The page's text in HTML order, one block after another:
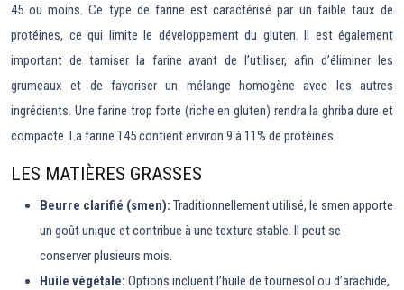
45 ou moins. Ce type de farine est caractérisé par un faible taux de
protéines, ce qui limite le développement du gluten. Il est également
important de tamiser la farine avant de l’utiliser, afin d’éliminer les
grumeaux et de favoriser un mélange homogène avec les autres
ingrédients. Une farine trop forte (riche en gluten) rendra la ghriba dure et
compacte. La farine T45 contient environ 9 à 11% de protéines.
LES MATIÈRES GRASSES
Beurre clarifié (smen): Traditionnellement utilisé, le smen apporte
un goût unique et contribue à une texture stable. Il peut se
conserver plusieurs mois.
Huile végétale: Options incluent l’huile de tournesol ou d’arachide,